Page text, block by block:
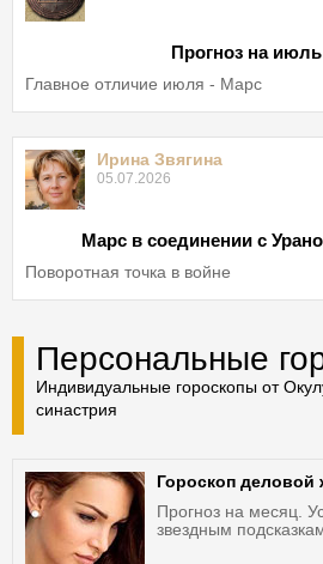
Прогноз на июль
Главное отличие июля - Марс
Ирина Звягина
05.07.2026
Марс в соединении с
Поворотная точка в войне
Персональные
Индивидуальные гороскопы от
синастрия
Гороскоп
Прогноз на месяц.
звездным